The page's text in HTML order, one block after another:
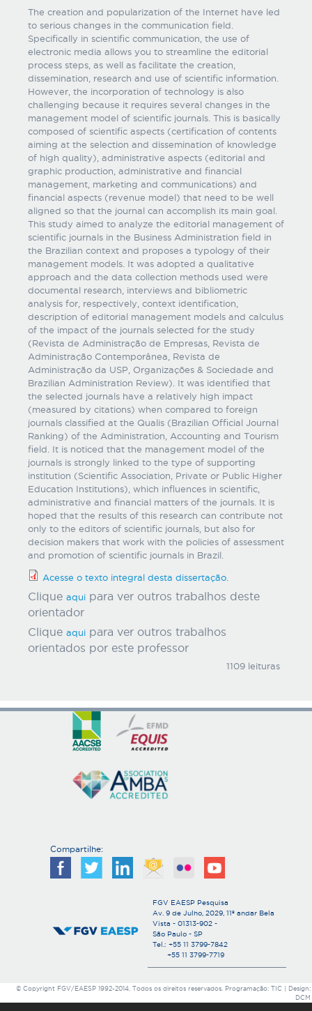
The creation and popularization of the Internet have led
to serious changes in the communication field.
Specifically in scientific communication, the use of
electronic media allows you to streamline the editorial
process steps, as well as facilitate the creation,
dissemination, research and use of scientific information.
However, the incorporation of technology is also
challenging because it requires several changes in the
management model of scientific journals. This is basically
composed of scientific aspects (certification of contents
aiming at the selection and dissemination of knowledge
of high quality), administrative aspects (editorial and
graphic production, administrative and financial
management, marketing and communications) and
financial aspects (revenue model) that need to be well
aligned so that the journal can accomplish its main goal.
This study aimed to analyze the editorial management of
scientific journals in the Business Administration field in
the Brazilian context and proposes a typology of their
management models. It was adopted a qualitative
approach and the data collection methods used were
documental research, interviews and bibliometric
analysis for, respectively, context identification,
description of editorial management models and calculus
of the impact of the journals selected for the study
(Revista de Administração de Empresas, Revista de
Administração Contemporânea, Revista de
Administração da USP, Organizações & Sociedade and
Brazilian Administration Review). It was identified that
the selected journals have a relatively high impact
(measured by citations) when compared to foreign
journals classified at the Qualis (Brazilian Official Journal
Ranking) of the Administration, Accounting and Tourism
field. It is noticed that the management model of the
journals is strongly linked to the type of supporting
institution (Scientific Association, Private or Public Higher
Education Institutions), which influences in scientific,
administrative and financial matters of the journals. It is
hoped that the results of this research can contribute not
only to the editors of scientific journals, but also for
decision makers that work with the policies of assessment
and promotion of scientific journals in Brazil.
Acesse o texto integral desta dissertação.
Clique aqui para ver outros trabalhos deste
orientador
Clique aqui para ver outros trabalhos
orientados por este professor
1109 leituras
Compartilhe:
FGV EAESP Pesquisa
Av. 9 de Julho, 2029, 11º andar Bela
Vista - 01313-902 -
São Paulo - SP
Tel.: +55 11 3799-7842
+55 11 3799-7719
© Copyright FGV/EAESP 1992-2014. Todos os direitos reservados. Programação: TIC | Design:
DCM